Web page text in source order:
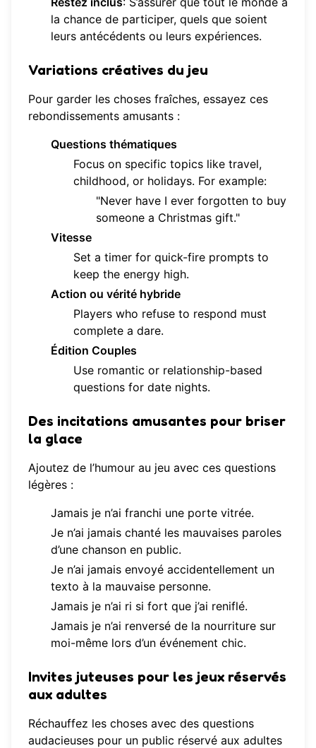
la chance de participer, quels que soient
leurs antécédents ou leurs expériences.
Variations créatives du jeu
Pour garder les choses fraîches, essayez ces
rebondissements amusants :
Questions thématiques
Focus on specific topics like travel,
childhood, or holidays. For example:
"Never have I ever forgotten to buy
someone a Christmas gift."
Vitesse
Set a timer for quick-fire prompts to
keep the energy high.
Action ou vérité hybride
Players who refuse to respond must
complete a dare.
Édition Couples
Use romantic or relationship-based
questions for date nights.
Des incitations amusantes pour briser
la glace
Ajoutez de l’humour au jeu avec ces questions
légères :
Jamais je n’ai franchi une porte vitrée.
Je n’ai jamais chanté les mauvaises paroles
d’une chanson en public.
Je n’ai jamais envoyé accidentellement un
texto à la mauvaise personne.
Jamais je n’ai ri si fort que j’ai reniflé.
Jamais je n’ai renversé de la nourriture sur
moi-même lors d’un événement chic.
Invites juteuses pour les jeux réservés
aux adultes
Réchauffez les choses avec des questions
audacieuses pour un public réservé aux adultes